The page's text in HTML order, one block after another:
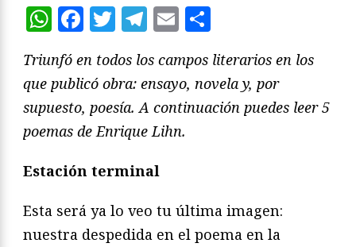
WhatsApp
Facebook
Twitter
Telegram
Email
Triunfó en todos los campos literarios en los
que publicó obra: ensayo, novela y, por
supuesto, poesía. A continuación puedes leer 5
poemas de Enrique Lihn.
Estación terminal
Esta será ya lo veo tu última imagen:
nuestra despedida en el poema en la